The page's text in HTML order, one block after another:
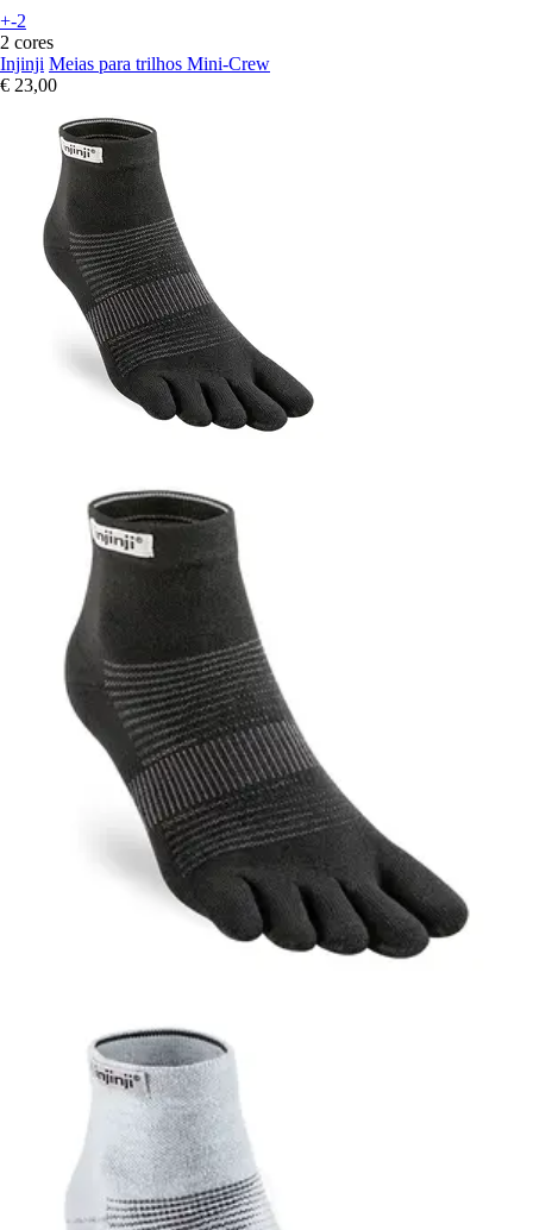
+-2
2 cores
Injinji Meias para trilhos Mini-Crew
€ 23,00